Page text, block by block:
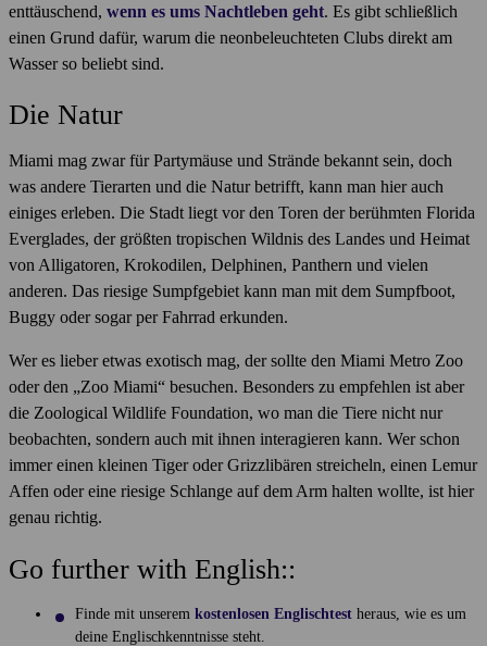
enttäuschend, wenn es ums Nachtleben geht. Es gibt schließlich
einen Grund dafür, warum die neonbeleuchteten Clubs direkt am
Wasser so beliebt sind.
Die Natur
Miami mag zwar für Partymäuse und Strände bekannt sein, doch
was andere Tierarten und die Natur betrifft, kann man hier auch
einiges erleben. Die Stadt liegt vor den Toren der berühmten Florida
Everglades, der größten tropischen Wildnis des Landes und Heimat
von Alligatoren, Krokodilen, Delphinen, Panthern und vielen
anderen. Das riesige Sumpfgebiet kann man mit dem Sumpfboot,
Buggy oder sogar per Fahrrad erkunden.
Wer es lieber etwas exotisch mag, der sollte den Miami Metro Zoo
oder den „Zoo Miami“ besuchen. Besonders zu empfehlen ist aber
die Zoological Wildlife Foundation, wo man die Tiere nicht nur
beobachten, sondern auch mit ihnen interagieren kann. Wer schon
immer einen kleinen Tiger oder Grizzlibären streicheln, einen Lemur
Affen oder eine riesige Schlange auf dem Arm halten wollte, ist hier
genau richtig.
Go further with English::
Finde mit unserem kostenlosen Englischtest heraus, wie es um
deine Englischkenntnisse steht.